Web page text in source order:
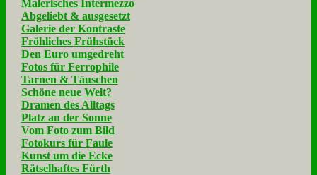
Malerisches Intermezzo
Abgeliebt & ausgesetzt
Galerie der Kontraste
Fröhliches Frühstück
Den Euro umgedreht
Fotos für Ferrophile
Tarnen & Täuschen
Schöne neue Welt?
Dramen des Alltags
Platz an der Sonne
Vom Foto zum Bild
Fotokurs für Faule
Kunst um die Ecke
Rätselhaftes Fürth